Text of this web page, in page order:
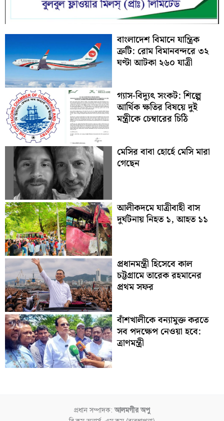
বাংলাদেশ বিমানে যান্ত্রিক
ত্রুটি: রোম বিমানবন্দরে ৩২
ঘণ্টা আটকা ২৬০ যাত্রী
গ্যাস-বিদ্যুৎ সংকট: শিল্পে
আর্থিক ক্ষতির বিষয়ে দুই
মন্ত্রীকে চেম্বারের চিঠি
মেসির বাবা হোর্হে মেসি মারা
গেছেন
আলীকদমে যাত্রীবাহী বাস
দুর্ঘটনায় নিহত ১, আহত ১১
প্রধানমন্ত্রী হিসেবে কাল
চট্টগ্রামে তারেক রহমানের
প্রথম সফর
বাঁশখালীকে বন্যামুক্ত করতে
সব পদক্ষেপ নেওয়া হবে:
ত্রাণমন্ত্রী
প্রধান সম্পাদক:আলমগীর অপু